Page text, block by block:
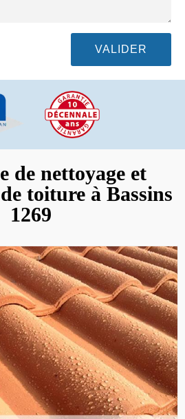
de nettoyage et
toiture à Bassins
1269